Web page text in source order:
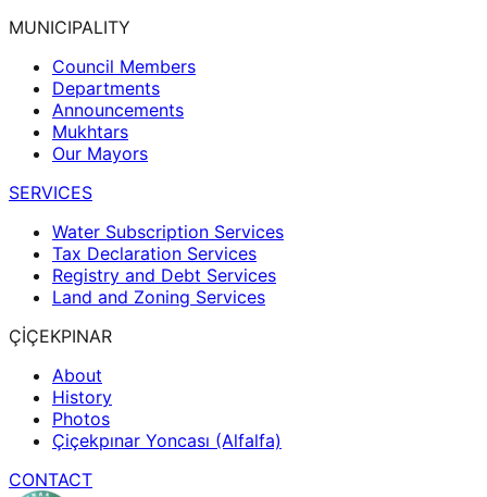
MUNICIPALITY
Council Members
Departments
Announcements
Mukhtars
Our Mayors
SERVICES
Water Subscription Services
Tax Declaration Services
Registry and Debt Services
Land and Zoning Services
ÇİÇEKPINAR
About
History
Photos
Çiçekpınar Yoncası (Alfalfa)
CONTACT